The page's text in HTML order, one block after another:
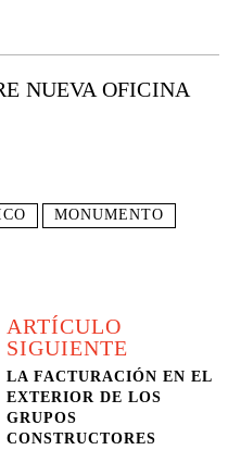
NUEVA OFICINA
MONUMENTO
ARTÍCULO
SIGUIENTE
LA FACTURACIÓN EN EL
EXTERIOR DE LOS
GRUPOS
CONSTRUCTORES